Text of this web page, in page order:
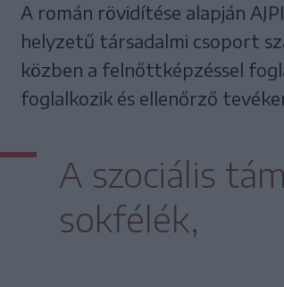
A román rövidítése alapján
helyzetű társadalmi csoport
közben a felnőttképzéssel
foglalkozik és ellenőrző
A szociális
sokfélék,